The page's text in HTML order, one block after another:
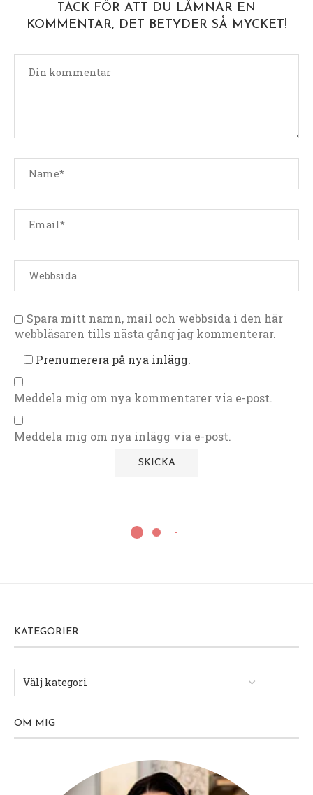
TACK FÖR ATT DU LÄMNAR EN
KOMMENTAR, DET BETYDER SÅ MYCKET!
Spara mitt namn, mail och webbsida i den här
webbläsaren tills nästa gång jag kommenterar.
Prenumerera på nya inlägg.
Meddela mig om nya kommentarer via e-post.
Meddela mig om nya inlägg via e-post.
Pannkakor, Våfflor, Crêpes
God middag!
I dag var jag riktigt hungrig och sugen på en
bastant frukost! =) Så det blev en
med ost,
Alltså huuuuuuur gott!? Första gången jag åt
galette var i Paris, mer om vår resaHÄR.
Galettes görs egentligen på bovete men jag gör
min egen version på mitt recept på LCHF